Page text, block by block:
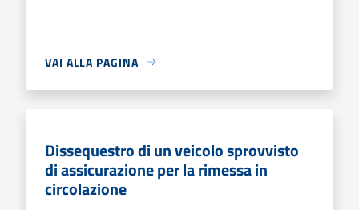
VAI ALLA PAGINA
Dissequestro di un veicolo sprovvisto
di assicurazione per la rimessa in
circolazione